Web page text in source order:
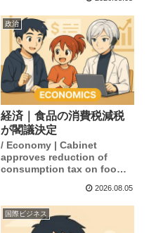
政治
経済｜食品の消費税減税
が閣議決定
/ Economy | Cabinet
approves reduction of
consumption tax on food
2026.08.05
国際ビジネス